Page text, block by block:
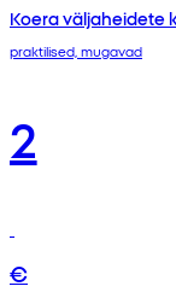
Koera väljaheidete
praktilised, mugavad
2
€